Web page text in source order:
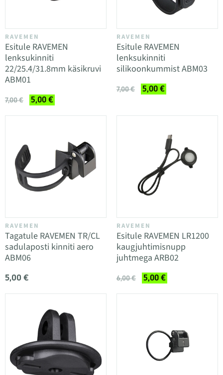
RAVEMEN
Esitule RAVEMEN
lenksukinniti
22/25.4/31.8mm käsikruvi
ABM01
7,00 € 5,00 €
RAVEMEN
Esitule RAVEMEN
lenksukinniti
silikoonkummist ABM03
7,00 € 5,00 €
RAVEMEN
Tagatule RAVEMEN TR/CL
sadulaposti kinniti aero
ABM06
5,00 €
RAVEMEN
Esitule RAVEMEN LR1200
kaugjuhtimisnupp
juhtmega ARB02
6,00 € 5,00 €